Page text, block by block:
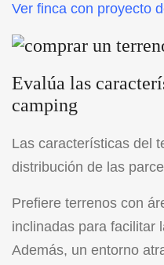
Ver finca con proyecto
Evalúa las
camping
Las características del
distribución de las
Prefiere terrenos con
inclinadas para facilitar
Además, un entorno